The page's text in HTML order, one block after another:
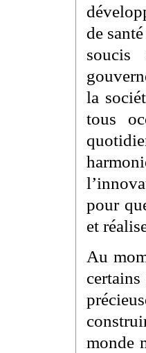
de
la
tous
pour
et
Au
monde